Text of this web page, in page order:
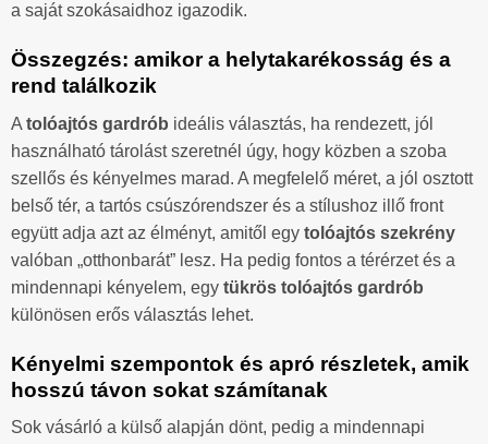
a saját szokásaidhoz igazodik.
Összegzés: amikor a helytakarékosság és a
rend találkozik
A tolóajtós gardrób ideális választás, ha rendezett, jól
használható tárolást szeretnél úgy, hogy közben a szoba
szellős és kényelmes marad. A megfelelő méret, a jól osztott
belső tér, a tartós csúszórendszer és a stílushoz illő front
együtt adja azt az élményt, amitől egy tolóajtós szekrény
valóban „otthonbarát” lesz. Ha pedig fontos a térérzet és a
mindennapi kényelem, egy tükrös tolóajtós gardrób
különösen erős választás lehet.
Kényelmi szempontok és apró részletek, amik
hosszú távon sokat számítanak
Sok vásárló a külső alapján dönt, pedig a mindennapi